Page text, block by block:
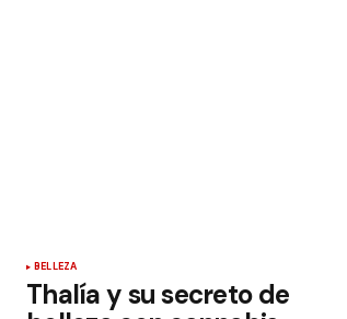
BELLEZA
Thalía y su secreto de